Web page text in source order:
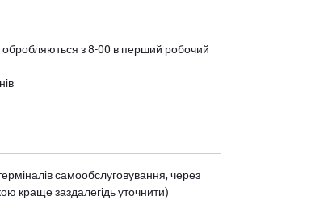
обробляються з 8-00 в перший робочий
самообслуговування, через
краще заздалегідь уточнити)